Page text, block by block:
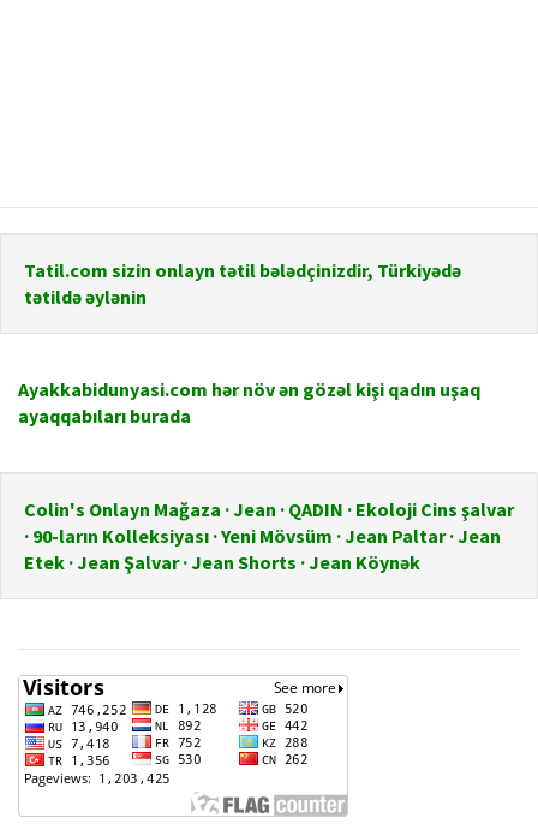
Tatil.com sizin onlayn tətil bələdçinizdir, Türkiyədə
tətildə əylənin
Ayakkabidunyasi.com hər növ ən gözəl kişi qadın uşaq
ayaqqabıları burada
Colin's Onlayn Mağaza · Jean · QADIN · Ekoloji Cins şalvar
· 90-ların Kolleksiyası · Yeni Mövsüm · Jean Paltar · Jean
Etek · Jean Şalvar · Jean Shorts · Jean Köynək